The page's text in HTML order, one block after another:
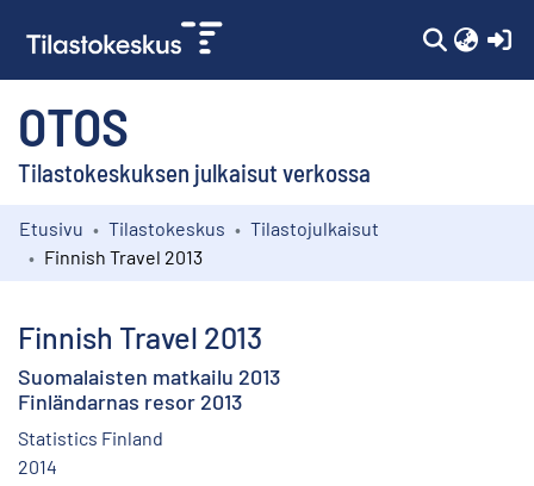
OTOS
Tilastokeskuksen julkaisut verkossa
Kokoelmat
Etusivu Tilastokeskus
Tilastojulkaisut
Finnish Travel 2013
Finnish Travel 2013
Suomalaisten matkailu 2013
Finländarnas resor 2013
Statistics Finland
2014